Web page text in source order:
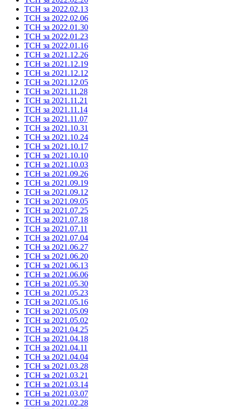
ТСН за 2022.02.13
ТСН за 2022.02.06
ТСН за 2022.01.30
ТСН за 2022.01.23
ТСН за 2022.01.16
ТСН за 2021.12.26
ТСН за 2021.12.19
ТСН за 2021.12.12
ТСН за 2021.12.05
ТСН за 2021.11.28
ТСН за 2021.11.21
ТСН за 2021.11.14
ТСН за 2021.11.07
ТСН за 2021.10.31
ТСН за 2021.10.24
ТСН за 2021.10.17
ТСН за 2021.10.10
ТСН за 2021.10.03
ТСН за 2021.09.26
ТСН за 2021.09.19
ТСН за 2021.09.12
ТСН за 2021.09.05
ТСН за 2021.07.25
ТСН за 2021.07.18
ТСН за 2021.07.11
ТСН за 2021.07.04
ТСН за 2021.06.27
ТСН за 2021.06.20
ТСН за 2021.06.13
ТСН за 2021.06.06
ТСН за 2021.05.30
ТСН за 2021.05.23
ТСН за 2021.05.16
ТСН за 2021.05.09
ТСН за 2021.05.02
ТСН за 2021.04.25
ТСН за 2021.04.18
ТСН за 2021.04.11
ТСН за 2021.04.04
ТСН за 2021.03.28
ТСН за 2021.03.21
ТСН за 2021.03.14
ТСН за 2021.03.07
ТСН за 2021.02.28